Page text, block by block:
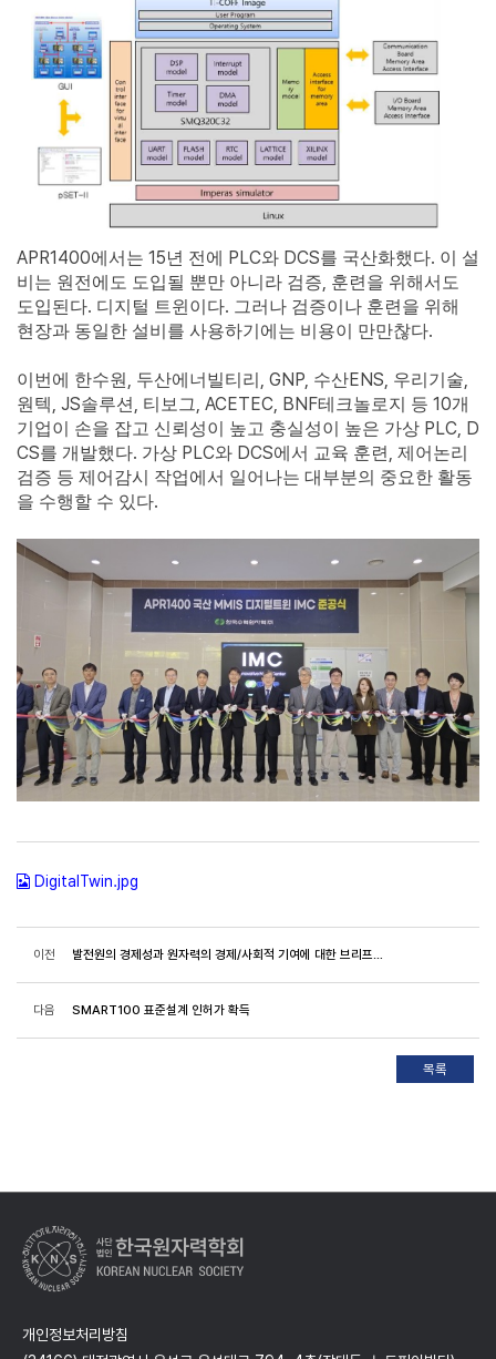
APR1400에서는 15년 전에 PLC와 DCS를 국산화했다. 이 설
비는 원전에도 도입될 뿐만 아니라 검증, 훈련을 위해서도
도입된다. 디지털 트윈이다. 그러나 검증이나 훈련을 위해
현장과 동일한 설비를 사용하기에는 비용이 만만찮다.
이번에 한수원 , 두산에너빌티리 , GNP, 수산ENS, 우리기술,
원텍, JS솔루션 , 티보그, ACETEC, BNF테크놀로지 등 10개
기업이 손을 잡고 신뢰성이 높고 충실성이 높은 가상 PLC, D
CS를 개발했다. 가상 PLC와 DCS에서 교육 훈련 , 제어논리
검증 등 제어감시 작업에서 일어나는 대부분의 중요한 활동
을 수행할 수 있다.
DigitalTwin.jpg
이전
다음 SMART100 표준설계 인허가 확득
개인정보처리방침